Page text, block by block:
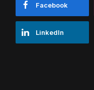
Facebook
LinkedIn